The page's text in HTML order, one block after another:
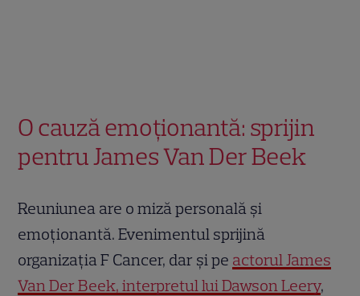
O cauză emoționantă: sprijin
pentru James Van Der Beek
Reuniunea are o miză personală și
emoționantă. Evenimentul sprijină
organizația F Cancer, dar și pe actorul James
Van Der Beek, interpretul lui Dawson Leery,